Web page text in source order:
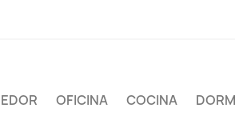
OFICINA COCINA